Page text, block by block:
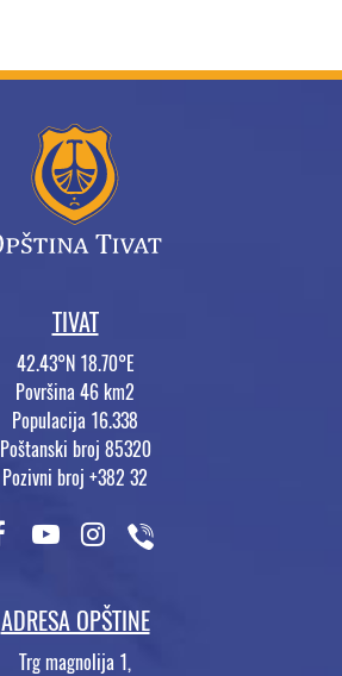
TIVAT
42.43°N 18.70°E
Površina 46 km2
Populacija 16.338
Poštanski broj 85320
Pozivni broj +382 32
ADRESA OPŠTINE
Trg magnolija 1,